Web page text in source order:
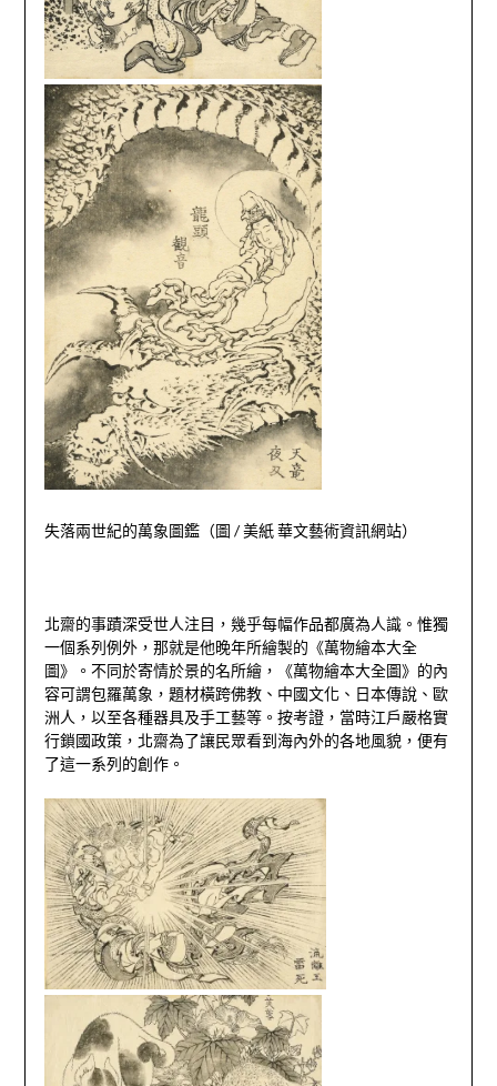
失落兩世紀的萬象圖鑑（圖 /美紙 華文藝術資訊網站）
北齋的事蹟深受世人注目，幾乎每幅作品都廣為人識。惟獨
一個系列例外，那就是他晚年所繪製的《萬物繪本大全
圖》。不同於寄情於景的名所繪，《萬物繪本大全圖》的內
容可謂包羅萬象，題材橫跨佛教、中國文化、日本傳說、歐
洲人，以至各種器具及手工藝等。按考證，當時江戶嚴格實
行鎖國政策，北齋為了讓民眾看到海內外的各地風貌，便有
了這一系列的創作。